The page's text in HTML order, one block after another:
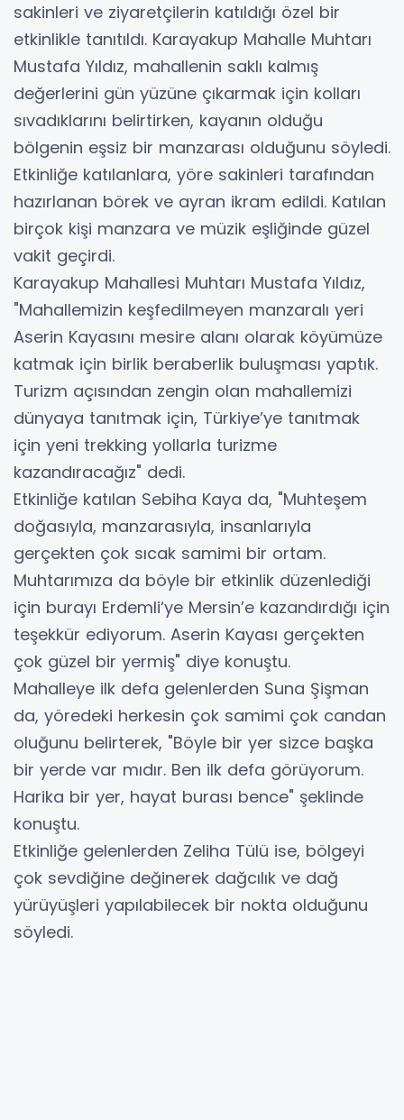
sakinleri ve ziyaretçilerin katıldığı özel bir
etkinlikle tanıtıldı. Karayakup Mahalle Muhtarı
Mustafa Yıldız, mahallenin saklı kalmış
değerlerini gün yüzüne çıkarmak için kolları
sıvadıklarını belirtirken, kayanın olduğu
bölgenin eşsiz bir manzarası olduğunu söyledi.
Etkinliğe katılanlara, yöre sakinleri tarafından
hazırlanan börek ve ayran ikram edildi. Katılan
birçok kişi manzara ve müzik eşliğinde güzel
vakit geçirdi.
Karayakup Mahallesi Muhtarı Mustafa Yıldız,
"Mahallemizin keşfedilmeyen manzaralı yeri
Aserin Kayasını mesire alanı olarak köyümüze
katmak için birlik beraberlik buluşması yaptık.
Turizm açısından zengin olan mahallemizi
dünyaya tanıtmak için, Türkiye’ye tanıtmak
için yeni trekking yollarla turizme
kazandıracağız" dedi.
Etkinliğe katılan Sebiha Kaya da, "Muhteşem
doğasıyla, manzarasıyla, insanlarıyla
gerçekten çok sıcak samimi bir ortam.
Muhtarımıza da böyle bir etkinlik düzenlediği
için burayı Erdemli‘ye Mersin’e kazandırdığı için
teşekkür ediyorum. Aserin Kayası gerçekten
çok güzel bir yermiş" diye konuştu.
Mahalleye ilk defa gelenlerden Suna Şişman
da, yöredeki herkesin çok samimi çok candan
oluğunu belirterek, "Böyle bir yer sizce başka
bir yerde var mıdır. Ben ilk defa görüyorum.
Harika bir yer, hayat burası bence" şeklinde
konuştu.
Etkinliğe gelenlerden Zeliha Tülü ise, bölgeyi
çok sevdiğine değinerek dağcılık ve dağ
yürüyüşleri yapılabilecek bir nokta olduğunu
söyledi.